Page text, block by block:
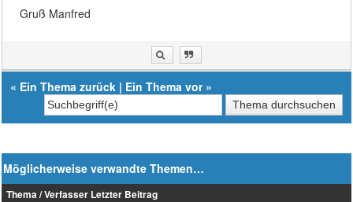
Gruß Manfred
« Ein Thema zurück | Ein Thema vor»
Möglicherweise verwandte Themen…
Thema / Verfasser Letzter Beitrag